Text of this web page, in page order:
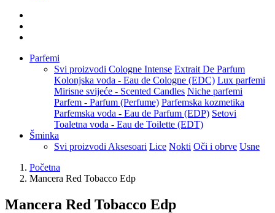
Parfemi
Svi proizvodi Cologne Intense Extrait De Parfum
Kolonjska voda - Eau de Cologne (EDC) Lux parfemi
Mirisne svijeće - Scented Candles Niche parfemi
Parfem - Parfum (Perfume) Parfemska kozmetika
Parfemska voda - Eau de Parfum (EDP) Setovi
Toaletna voda - Eau de Toilette (EDT)
Šminka
Svi proizvodi Aksesoari Lice Nokti Oči i obrve Usne
Početna
Mancera Red Tobacco Edp
Mancera Red Tobacco Edp